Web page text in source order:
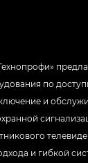
по
и
и гибкой